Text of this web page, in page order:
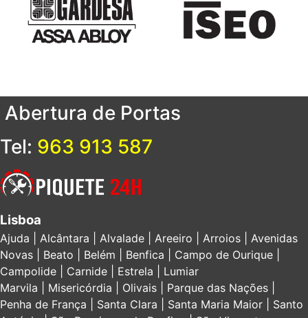
Abertura de Portas
Tel: 963 913 587
Lisboa
Ajuda | Alcântara | Alvalade | Areeiro | Arroios | Avenidas
Novas | Beato | Belém | Benfica | Campo de Ourique |
Campolide | Carnide | Estrela | Lumiar
Marvila | Misericórdia | Olivais | Parque das Nações |
Penha de França | Santa Clara | Santa Maria Maior | Santo